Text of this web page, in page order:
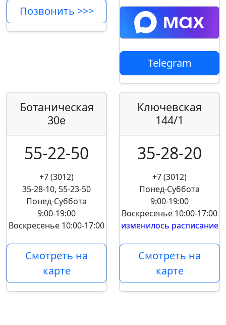
Позвонить >>>
Telegram
Ботаническая
30е
55-22-50
+7 (3012)
35-28-10, 55-23-50
Понед-Суббота
9:00-19:00
Воскресенье 10:00-17:00
Смотреть на
карте
Ключевская
144/1
35-28-20
+7 (3012)
Понед-Суббота
9:00-19:00
Воскресенье 10:00-17:00
изменилось расписание
Смотреть на
карте